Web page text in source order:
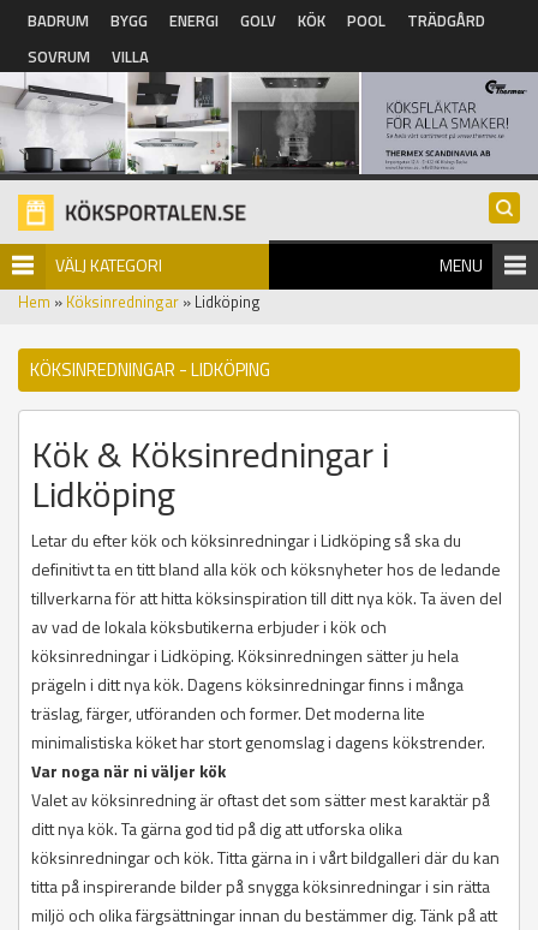
Hoppa till huvudinnehåll
BADRUM BYGG ENERGI GOLV KÖK POOL
TRÄDGÅRD
SOVRUM
VILLA
VÄLJ KATEGORI MENU
Hem » Köksinredningar » Lidköping
KÖKSINREDNINGAR - LIDKÖPING
Kök & Köksinredningar i
Lidköping
Letar du efter kök och köksinredningar i Lidköping så ska du
definitivt ta en titt bland alla kök och köksnyheter hos de ledande
tillverkarna för att hitta köksinspiration till ditt nya kök. Ta även del
av vad de lokala köksbutikerna erbjuder i kök och
köksinredningar i Lidköping. Köksinredningen sätter ju hela
prägeln i ditt nya kök. Dagens köksinredningar finns i många
träslag, färger, utföranden och former. Det moderna lite
minimalistiska köket har stort genomslag i dagens kökstrender.
Var noga när ni väljer kök
Valet av köksinredning är oftast det som sätter mest karaktär på
ditt nya kök. Ta gärna god tid på dig att utforska olika
köksinredningar och kök. Titta gärna in i vårt bildgalleri där du kan
titta på inspirerande bilder på snygga köksinredningar i sin rätta
miljö och olika färgsättningar innan du bestämmer dig. Tänk på att